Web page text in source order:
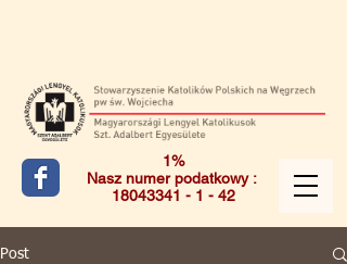
1%
Nasz numer podatkowy :
18043341 - 1 - 42
Post